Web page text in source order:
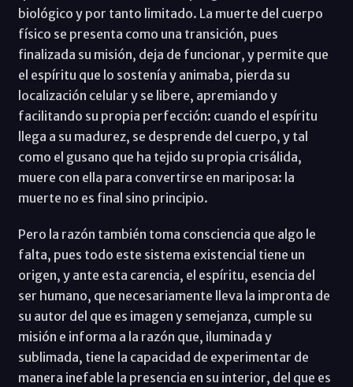
biológico y por tanto limitado. La muerte del cuerpo
físico se presenta como una transición, pues
finalizada su misión, deja de funcionar, y permite que
el espíritu que lo sostenía y animaba, pierda su
localización celular y se libere, apremiando y
facilitando su propia perfección: cuando el espíritu
llega a su madurez, se desprende del cuerpo, y tal
como el gusano que ha tejido su propia crisálida,
muere con ella para convertirse en mariposa: la
muerte no es final sino principio.
Pero la razón también toma consciencia que algo le
falta, pues todo este sistema existencial tiene un
origen, y ante esta carencia, el espíritu, esencia del
ser humano, que necesariamente lleva la impronta de
su autor del que es imagen y semejanza, cumple su
misión e informa a la razón que, iluminada y
sublimada, tiene la capacidad de experimentar de
manera inefable la presencia en su interior, del que es